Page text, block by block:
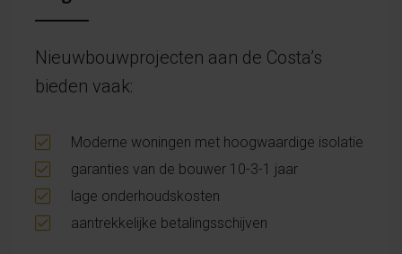
Nieuwbouwprojecten aan de Costa’s
bieden vaak:
Moderne woningen met hoogwaardige isolatie
garanties van de bouwer 10-3-1 jaar
lage onderhoudskosten
aantrekkelijke betalingsschijven